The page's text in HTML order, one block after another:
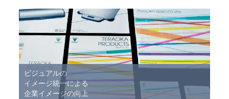
ビジュアルの
イメージ統一による
企業イメージの向上